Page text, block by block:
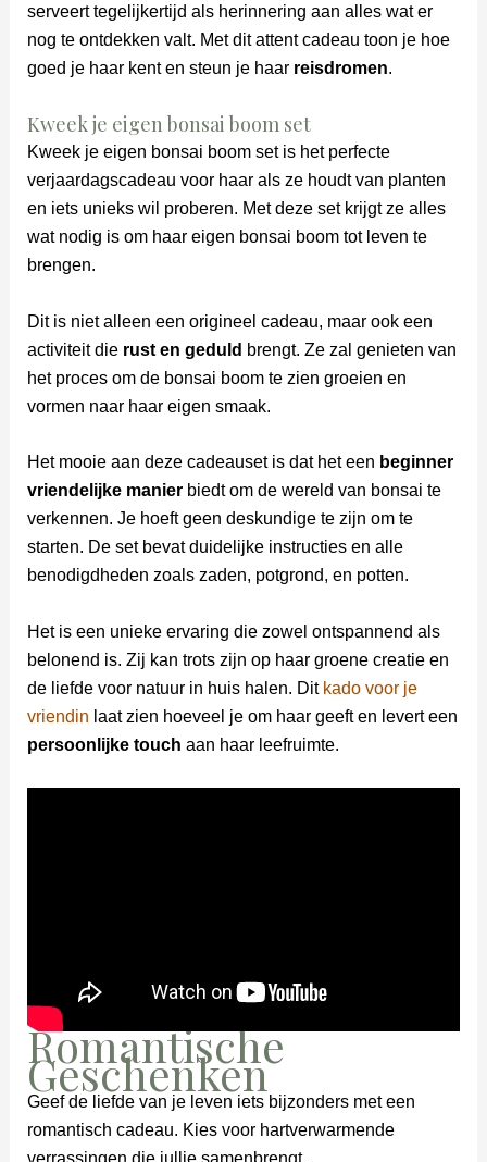
serveert tegelijkertijd als herinnering aan alles wat er
nog te ontdekken valt. Met dit attent cadeau toon je hoe
goed je haar kent en steun je haar reisdromen.
Kweek je eigen bonsai boom set
Kweek je eigen bonsai boom set is het perfecte
verjaardagscadeau voor haar als ze houdt van planten
en iets unieks wil proberen. Met deze set krijgt ze alles
wat nodig is om haar eigen bonsai boom tot leven te
brengen.
Dit is niet alleen een origineel cadeau, maar ook een
activiteit die rust en geduld brengt. Ze zal genieten van
het proces om de bonsai boom te zien groeien en
vormen naar haar eigen smaak.
Het mooie aan deze cadeauset is dat het een beginner
vriendelijke manierbiedt om de wereld van bonsai te
verkennen. Je hoeft geen deskundige te zijn om te
starten. De set bevat duidelijke instructies en alle
benodigdheden zoals zaden, potgrond, en potten.
Het is een unieke ervaring die zowel ontspannend als
belonend is. Zij kan trots zijn op haar groene creatie en
de liefde voor natuur in huis halen. Dit kado voor je
vriendin laat zien hoeveel je om haar geeft en levert een
persoonlijke touch aan haar leefruimte.
Romantische
Geschenken
Geef de liefde van je leven iets bijzonders met een
romantisch cadeau. Kies voor hartverwarmende
verrassingen die jullie samenbrengt.